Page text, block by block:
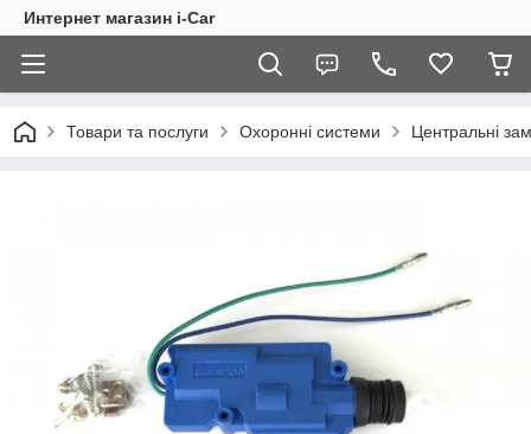
Интернет магазин i-Car
Товари та послуги Охоронні системи Центральні